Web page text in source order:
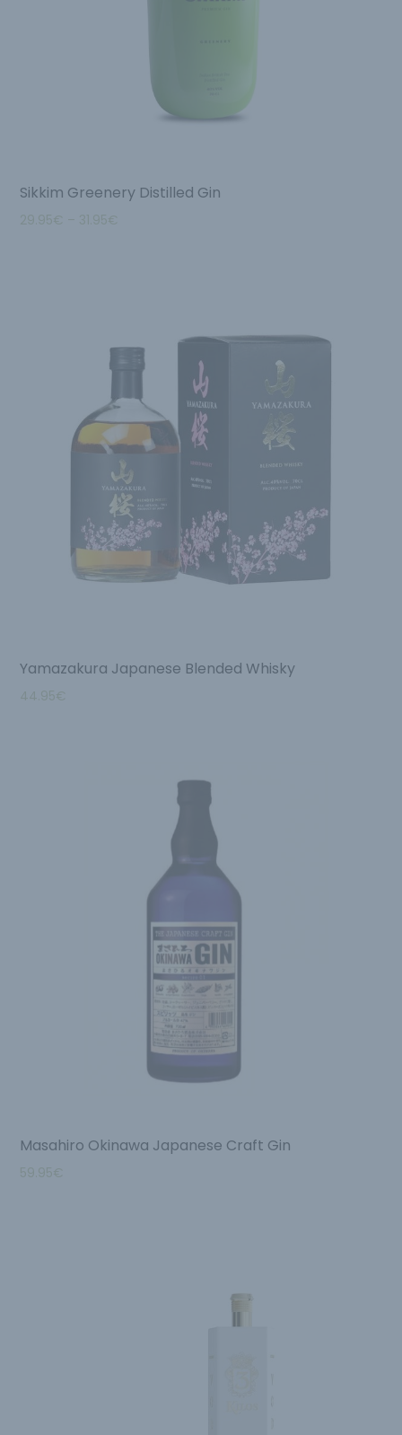
Sikkim Greenery Distilled Gin
29.95€ – 31.95€
Yamazakura Japanese Blended Whisky
44.95€
Masahiro Okinawa Japanese Craft Gin
59.95€